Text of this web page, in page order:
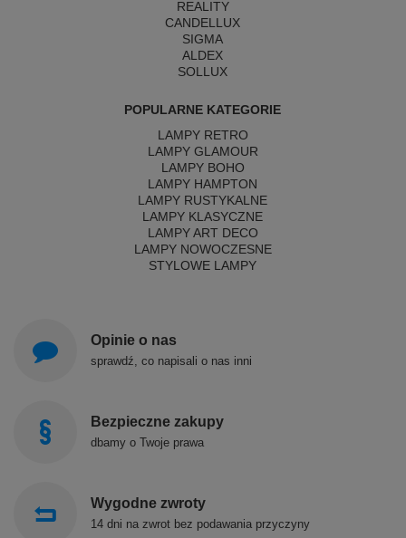
REALITY
CANDELLUX
SIGMA
ALDEX
SOLLUX
POPULARNE KATEGORIE
LAMPY RETRO
LAMPY GLAMOUR
LAMPY BOHO
LAMPY HAMPTON
LAMPY RUSTYKALNE
LAMPY KLASYCZNE
LAMPY ART DECO
LAMPY NOWOCZESNE
STYLOWE LAMPY
Opinie o nas
sprawdź, co napisali o nas inni
Bezpieczne zakupy
dbamy o Twoje prawa
Wygodne zwroty
14 dni na zwrot bez podawania przyczyny